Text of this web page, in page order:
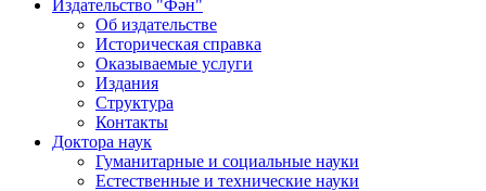
Издательство "Фән"
Об издательстве
Историческая справка
Оказываемые услуги
Издания
Структура
Контакты
Доктора наук
Гуманитарные и социальные науки
Естественные и технические науки